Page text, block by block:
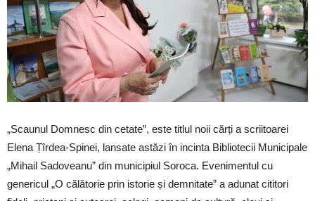
„Scaunul Domnesc din cetate”, este titlul noii cărți a scriitoarei
Elena Țîrdea-Spinei, lansate astăzi în incinta Bibliotecii Municipale
„Mihail Sadoveanu” din municipiul Soroca. Evenimentul cu
genericul „O călătorie prin istorie și demnitate” a adunat cititori